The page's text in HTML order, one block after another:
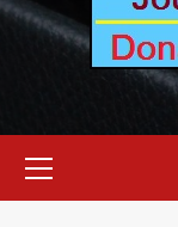
Menu